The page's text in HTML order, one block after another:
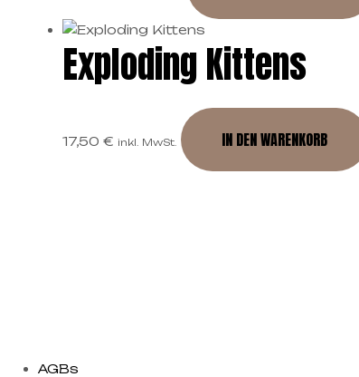
Exploding Kittens
17,50 € inkl. MwSt. IN DEN WARENKORB
AGBs